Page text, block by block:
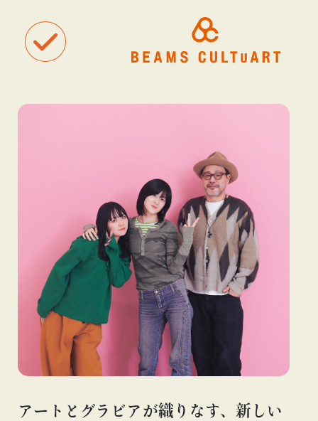
聴
着
#BEAMS CULTUART #BEAMS MANGART
#BEAMS
#BEAMS T
#bPrビームス
#Bギャラリー
#TOKYO CULTUART by BEAMS
#Tシャツ
#アート
#アートが生まれるところ
#アートフェア
#アニメ
#エンタメ #ギャラリー #グッズ
#ビームス カルチャー ト 高輪
#ビームス ジャパン
#ファッション
#フェニカ #マンガ
#モノ・カルチャ
#ライブ
#レコード #写真 #抽選販売 #漫画
アートとグラビアが織りなす、新しい